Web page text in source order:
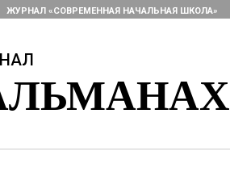
ЖУРНАЛ «СОВРЕМЕННАЯ НАЧАЛЬНАЯ ШКОЛА»